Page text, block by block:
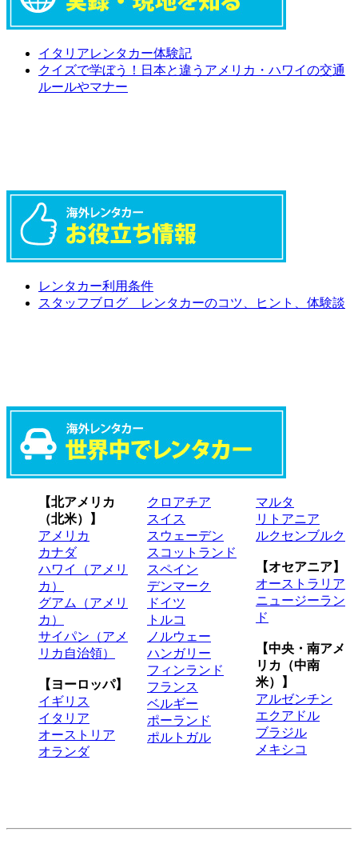
イタリアレンタカー体験記
クイズで学ぼう！日本と違うアメリカ・ハワイの交通
ルールやマナー
レンタカー利用条件
スタッフブログ レンタカーのコツ、ヒント、体験談
【北アメリカ
（北米）】
アメリカ
カナダ
ハワイ（アメリ
カ）
グアム（アメリ
カ）
サイパン（アメ
リカ自治領）
【ヨーロッパ】
イギリス
イタリア
オーストリア
オランダ
クロアチア
スイス
スウェーデン
スコットランド
スペイン
デンマーク
ドイツ
トルコ
ノルウェー
ハンガリー
フィンランド
フランス
ベルギー
ポーランド
ポルトガル
マルタ
リトアニア
ルクセンブルク
【オセアニア】
オーストラリア
ニュージーラン
ド
【中央・南アメ
リカ（中南
米）】
アルゼンチン
エクアドル
ブラジル
メキシコ